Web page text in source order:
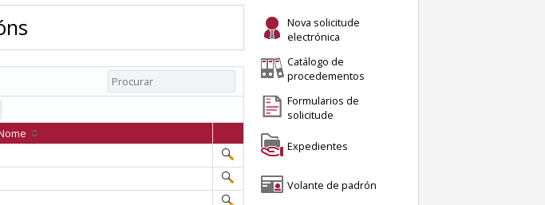
Nome
Nova solicitude
electrónica
Catálogo de
procedementos
Formularios de
solicitude
Expedientes
Volante de padrón